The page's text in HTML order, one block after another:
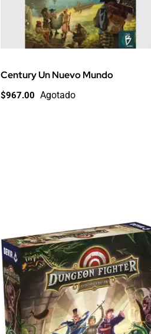
Century Un Nuevo Mundo
$967.00 Agotado